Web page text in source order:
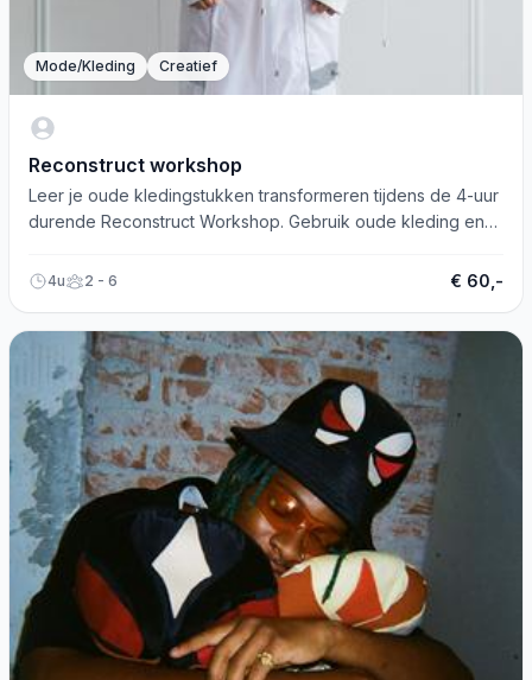
Mode/Kleding Creatief
Reconstruct workshop
Leer je oude kledingstukken transformeren tijdens de 4-uur
durende Reconstruct Workshop. Gebruik oude kleding en
4u 2 - 6 € 60,-